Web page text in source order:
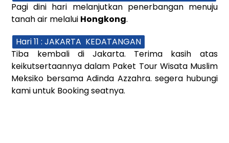
Pagi dini hari melanjutkan penerbangan menuju
tanah air melalui Hongkong.
Hari 11 : JAKARTA KEDATANGAN
Tiba kembali di Jakarta. Terima kasih atas
keikutsertaannya dalam Paket Tour Wisata Muslim
Meksiko bersama Adinda Azzahra. segera hubungi
kami untuk Booking seatnya.